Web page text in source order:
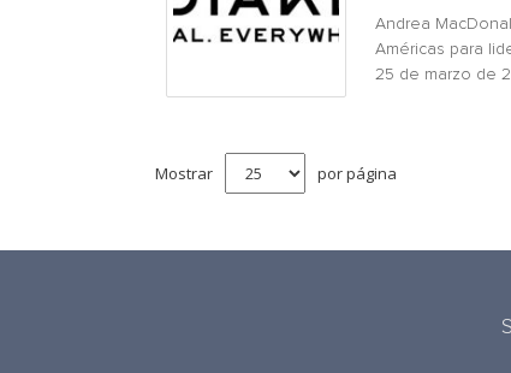
Andrea
Américas para
25 de marzo de
Mostrar por página